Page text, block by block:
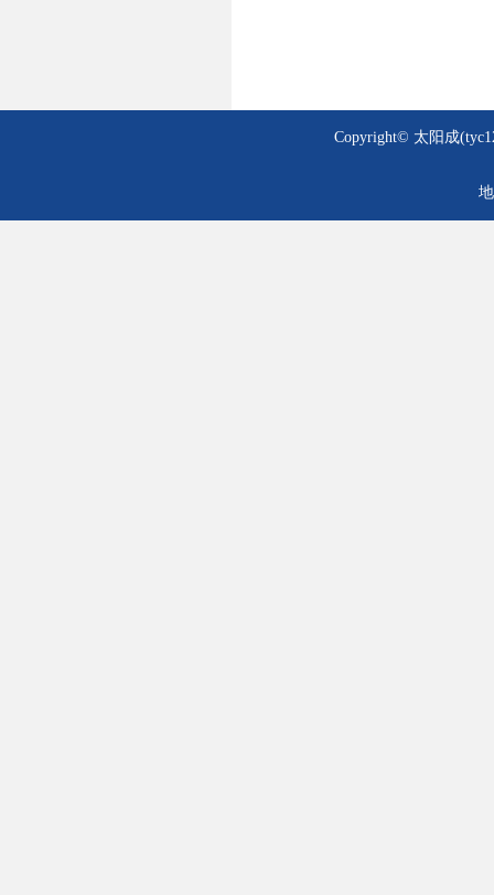
Copyright© 太阳成